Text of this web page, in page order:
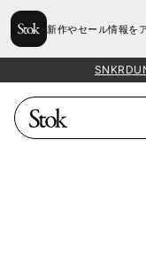
新作やセール情報を